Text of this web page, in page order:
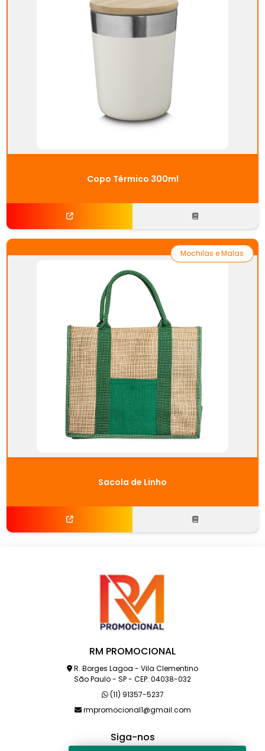
Copo Térmico 300ml
Sacola de Linho
Mochilas e Malas
RM PROMOCIONAL
R. Borges Lagoa - Vila Clementino
São Paulo - SP - CEP: 04038-032
(11) 91357-5237
rmpromocional1@gmail.com
Siga-nos